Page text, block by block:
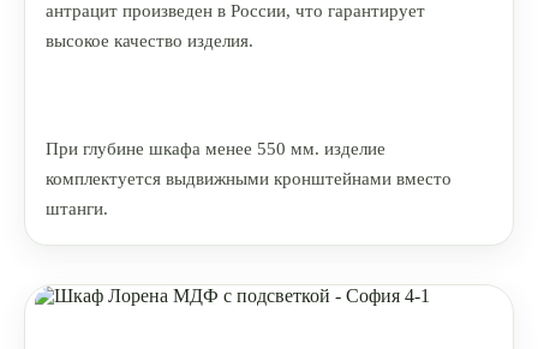
антрацит произведен в России, что гарантирует
высокое качество изделия.
При глубине шкафа менее 550 мм. изделие
комплектуется выдвижными кронштейнами вместо
штанги.